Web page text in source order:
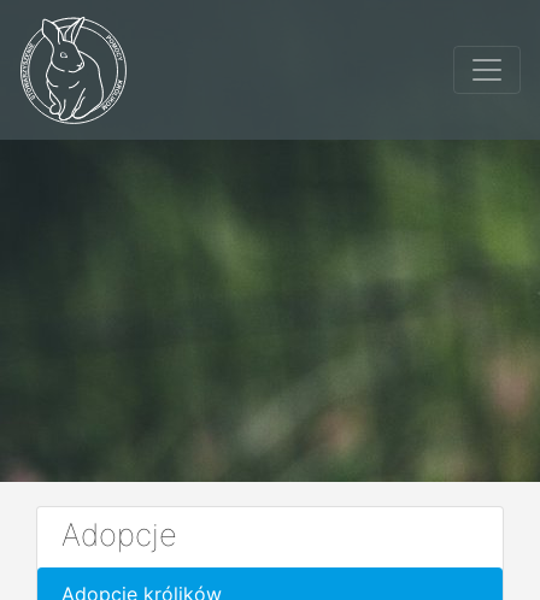
Adopcje
Adopcje królików